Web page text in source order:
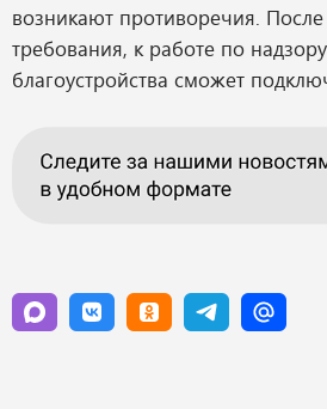
возникают противоречия.
требования, к работе по
благоустройства сможет